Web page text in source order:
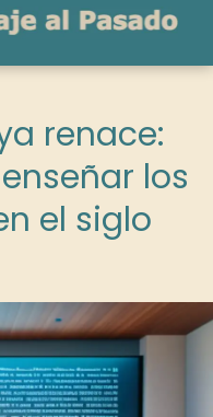
renace:
los
el siglo